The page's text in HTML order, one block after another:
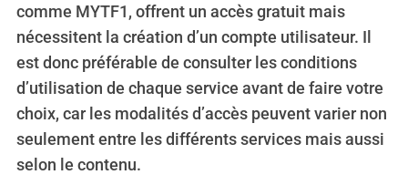
comme MYTF1, offrent un accès gratuit mais
nécessitent la création d’un compte utilisateur. Il
est donc préférable de consulter les conditions
d’utilisation de chaque service avant de faire votre
choix, car les modalités d’accès peuvent varier non
seulement entre les différents services mais aussi
selon le contenu.